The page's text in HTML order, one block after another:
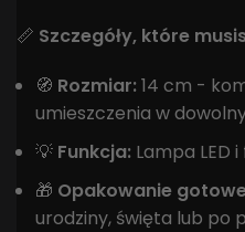
📏 Szczegóły, które
🧭 Rozmiar: 14 cm -
umieszczenia w
💡 Funkcja: Lampa LED
🎁 Opakowanie
urodziny, święta lub po